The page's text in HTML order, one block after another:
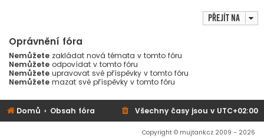
Přejít na
Oprávnění fóra
Nemůžete zakládat nová témata v tomto fóru
Nemůžete odpovídat v tomto fóru
Nemůžete upravovat své příspěvky v tomto fóru
Nemůžete mazat své příspěvky v tomto fóru
Domů Obsah fóra Všechny časy jsou v UTC+02:00
Copyright © mujtank.cz 2009 - 2026